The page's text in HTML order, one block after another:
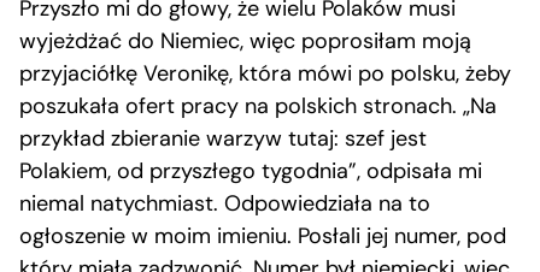
Przyszło mi do głowy, że wielu Polaków musi
wyjeżdżać do Niemiec, więc poprosiłam moją
przyjaciółkę Veronikę, która mówi po polsku, żeby
poszukała ofert pracy na polskich stronach. „Na
przykład zbieranie warzyw tutaj: szef jest
Polakiem, od przyszłego tygodnia”, odpisała mi
niemal natychmiast. Odpowiedziała na to
ogłoszenie w moim imieniu. Posłali jej numer, pod